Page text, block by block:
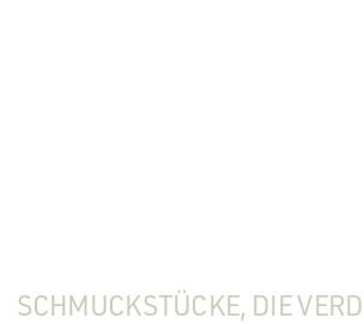
SCHMUCKSTÜCKE, DIE